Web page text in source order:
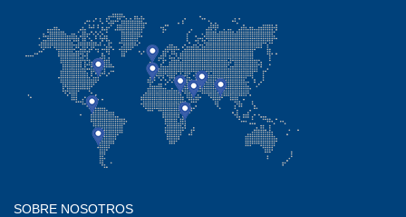
SOBRE NOSOTROS